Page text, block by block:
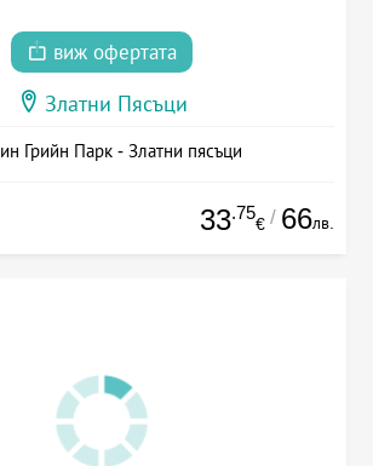
виж офертата
Златни Пясъци
Грийн Парк - Златни пясъци
33.75
€ / 66лв.